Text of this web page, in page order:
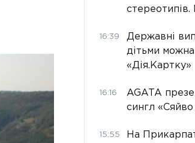
стереотипів.
16:39
Державні
дітьми
«Дія.Картку»
16:16
AGATA
сингл
15:55
На